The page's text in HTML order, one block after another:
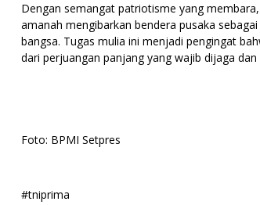
Dengan semangat patriotisme yang
amanah mengibarkan bendera pusaka
bangsa. Tugas mulia ini menjadi pengingat
dari perjuangan panjang yang wajib dijaga
Foto: BPMI Setpres
#tniprima